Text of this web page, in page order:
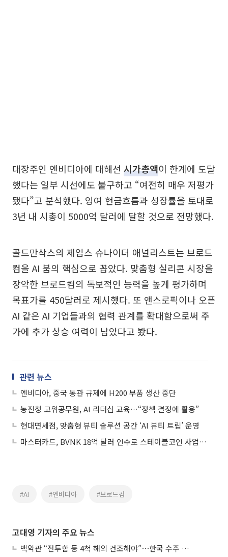
대장주인 엔비디아에 대해선 시가총액이 한계에 도달
했다는 일부 시선에도 불구하고 “여전히 매우 저평가
됐다”고 분석했다. 잉여 현금흐름과 성장률을 토대로
3년 내 시총이 5000억 달러에 달할 것으로 전망했다.
골드만삭스의 제임스 슈나이더 애널리스트는 브로드
컴을 AI 붐의 핵심으로 꼽았다. 맞춤형 실리콘 시장을
장악한 브로드컴의 독보적인 능력을 높게 평가하며
목표가를 450달러로 제시했다. 또 앤스로픽이나 오픈
AI 같은 AI 기업들과의 협력 관계를 확대함으로써 주
가에 추가 상승 여력이 남았다고 봤다.
관련 뉴스
엔비디아, 중국 통관 규제에 H200 부품 생산 중단
농진청 고위공무원, AI 리더십 교육…“정책 결정에 활용”
현대면세점, 맞춤형 뷰티 솔루션 공간 ‘AI 뷰티 트립’ 운영
마스터카드, BVNK 18억 달러 인수로 스테이블코인 사업 본격 확장
#AI #엔비디아 #브로드컴
고대영 기자의 주요 뉴스
백악관 “전투함 등 4척 해외 건조해야”⋯한국 수주 기대